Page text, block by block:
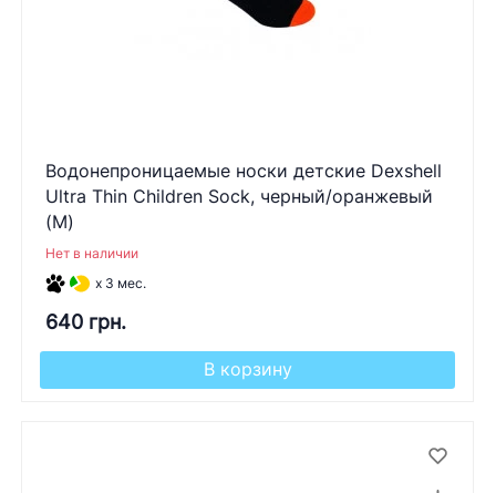
Водонепроницаемые носки детские Dexshell
Ultra Thin Children Sock, черный/оранжевый
(M)
Нет в наличии
x 3 мес.
640 грн.
В корзину